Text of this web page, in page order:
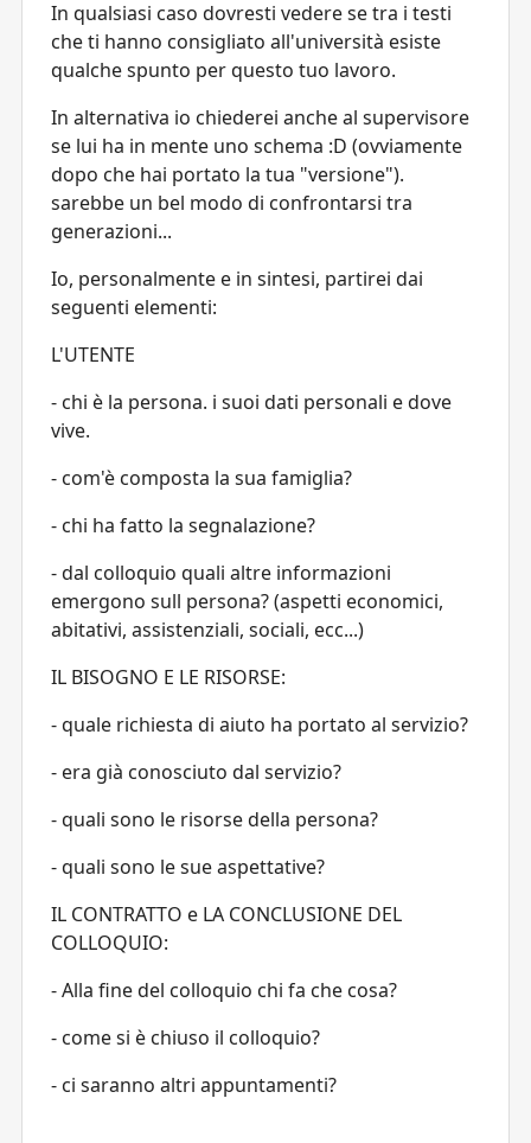
In qualsiasi caso dovresti vedere se tra i testi
che ti hanno consigliato all'università esiste
qualche spunto per questo tuo lavoro.
In alternativa io chiederei anche al supervisore
se lui ha in mente uno schema :D (ovviamente
dopo che hai portato la tua "versione").
sarebbe un bel modo di confrontarsi tra
generazioni...
Io, personalmente e in sintesi, partirei dai
seguenti elementi:
L'UTENTE
- chi è la persona. i suoi dati personali e dove
vive.
- com'è composta la sua famiglia?
- chi ha fatto la segnalazione?
- dal colloquio quali altre informazioni
emergono sull persona? (aspetti economici,
abitativi, assistenziali, sociali, ecc...)
IL BISOGNO E LE RISORSE:
- quale richiesta di aiuto ha portato al servizio?
- era già conosciuto dal servizio?
- quali sono le risorse della persona?
- quali sono le sue aspettative?
IL CONTRATTO e LA CONCLUSIONE DEL
COLLOQUIO:
- Alla fine del colloquio chi fa che cosa?
- come si è chiuso il colloquio?
- ci saranno altri appuntamenti?